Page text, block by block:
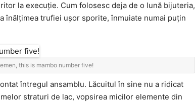
la execuție. Cum folosesc deja de o lună bijuteria,
înălțimea trufiei ușor sporite, înmuiate numai puțin
this is mambo number five!
întregul ansamblu. Lăcuitul în sine nu a ridicat
straturi de lac, vopsirea micilor elemente din